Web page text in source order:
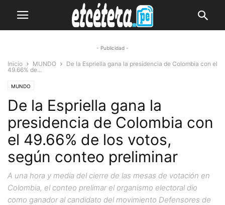
- Publicidad -
Inicio MUNDO
De la Espriella gana la presidencia de Colombia con el
49.66% de...
MUNDO
De la Espriella gana la
presidencia de Colombia con
el 49.66% de los votos,
según conteo preliminar
A una hora y media del cierre de las mesas de votación en
Colombia, el conteo prelimar el organismo electoral dio
como ganador al candidato del movimiento Defensores de